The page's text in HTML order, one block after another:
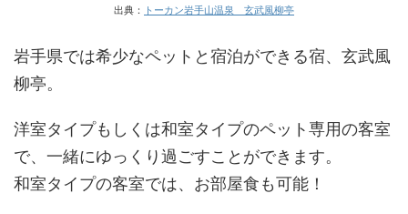
出典： トーカン岩手山温泉 玄武風柳亭
岩手県では希少なペットと宿泊ができる宿、玄武風
柳亭。
洋室タイプもしくは和室タイプのペット専用の客室
で、一緒にゆっくり過ごすことができます。
和室タイプの客室では、お部屋食も可能！